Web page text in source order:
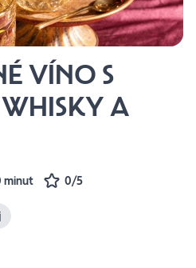
VÍNO S
A
minut 0/5